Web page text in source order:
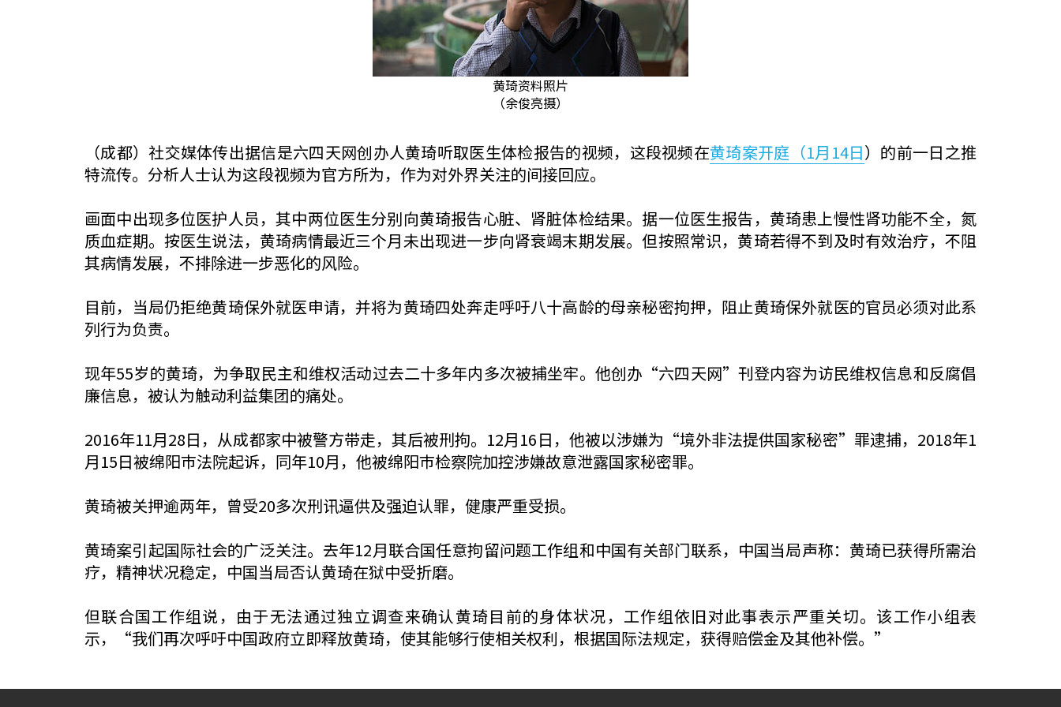
黄琦资料照片
（余俊亮摄）
（成都）社交媒体传出据信是六四天网创办人黄琦听取医生体检报告的视频，这段视频在黄琦案开庭（1月14日）的前一日之推
特流传。分析人士认为这段视频为官方所为，作为对外界关注的间接回应。
画面中出现多位医护人员，其中两位医生分别向黄琦报告心脏、肾脏体检结果。据一位医生报告，黄琦患上慢性肾功能不全，氮
质血症期。按医生说法，黄琦病情最近三个月未出现进一步向肾衰竭末期发展。但按照常识，黄琦若得不到及时有效治疗，不阻
其病情发展，不排除进一步恶化的风险。
目前，当局仍拒绝黄琦保外就医申请，并将为黄琦四处奔走呼吁八十高龄的母亲秘密拘押，阻止黄琦保外就医的官员必须对此系
列行为负责。
现年55岁的黄琦，为争取民主和维权活动过去二十多年内多次被捕坐牢。他创办“六四天网”刊登内容为访民维权信息和反腐倡
廉信息，被认为触动利益集团的痛处。
2016年11月28日，从成都家中被警方带走，其后被刑拘。12月16日，他被以涉嫌为“境外非法提供国家秘密”罪逮捕，2018年1
月15日被绵阳巿法院起诉，同年10月，他被绵阳巿检察院加控涉嫌故意泄露国家秘密罪。
黄琦被关押逾两年，曾受20多次刑讯逼供及强迫认罪，健康严重受损。
黄琦案引起国际社会的广泛关注。去年12月联合国任意拘留问题工作组和中国有关部门联系，中国当局声称：黄琦已获得所需治
疗，精神状况稳定，中国当局否认黄琦在狱中受折磨。
但联合国工作组说，由于无法通过独立调查来确认黄琦目前的身体状况，工作组依旧对此事表示严重关切。该工作小组表
示，“我们再次呼吁中国政府立即释放黄琦，使其能够行使相关权利，根据国际法规定，获得赔偿金及其他补偿。”